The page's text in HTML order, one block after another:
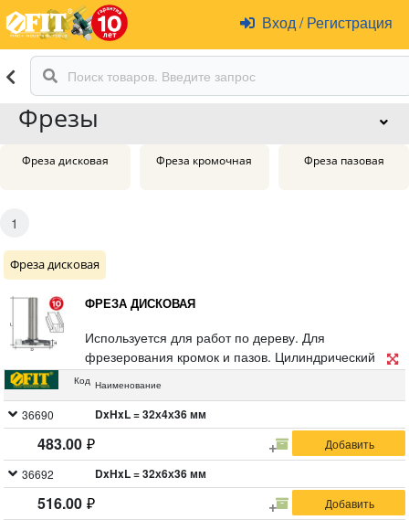
Вход /Регистрация
Фрезы
Фреза дисковая Фреза кромочная Фреза пазовая
1
Фреза дисковая
ФРЕЗА ДИСКОВАЯ
Используется для работ по дереву. Для
фрезерования кромок и пазов. Цилиндрический
хвостовик 8 мм. Материал инструментальная сталь
двойной блистер.
Код Наименование
36690 DxHxL = 32х4х36 мм
483.00
36692 DxHxL = 32х6х36 мм
516.00